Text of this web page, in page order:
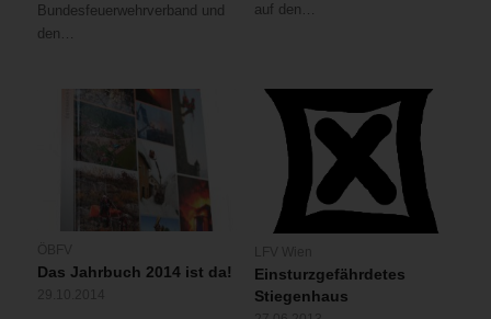
Bundesfeuerwehrverband und
den…
auf den…
Das Jahrbuch 2014 ist da!
Einsturzgefährdetes
Stiegenhaus